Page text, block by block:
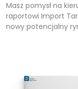
Masz pomysł na
raportowi Import
nowy potencjalny